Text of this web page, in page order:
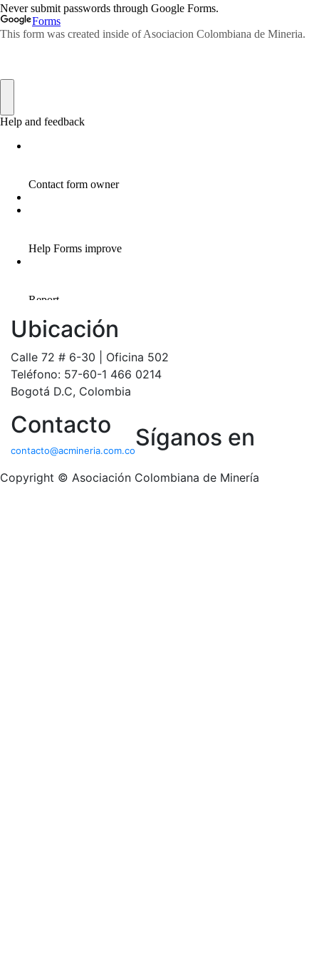
Ubicación
Calle 72 # 6-30 | Oficina 502
Teléfono: 57-60-1 466 0214
Bogotá D.C, Colombia
Contacto
contacto@acmineria.com.coSíganos en
Copyright © Asociación Colombiana de Minería